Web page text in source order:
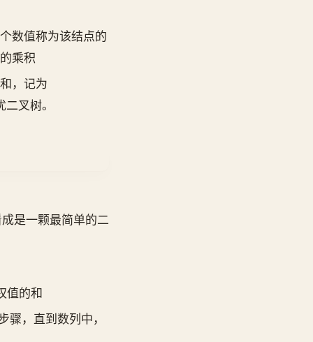
数值称为该结点的
乘积
，记为
叉树。
是一颗最简单的二
值的和
，直到数列中，